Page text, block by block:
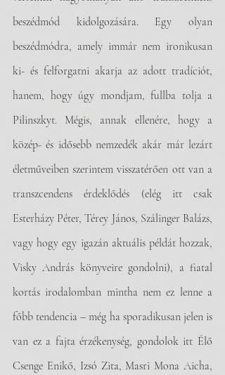
beszédmód kidolgozására. Egy olyan
beszédmódra, amely immár nem ironikusan
ki- és felforgatni akarja az adott tradíciót,
hanem, hogy úgy mondjam, fullba tolja a
Pilinszkyt. Mégis, annak ellenére, hogy a
közép- és idősebb nemzedék akár már lezárt
életműveiben szerintem visszatérően ott van a
transzcendens érdeklődés (elég itt csak
Esterházy Péter, Térey János, Szálinger Balázs,
vagy hogy egy igazán aktuális példát hozzak,
Visky András könyveire gondolni), a fiatal
kortás irodalomban mintha nem ez lenne a
főbb tendencia – még ha sporadikusan jelen is
van ez a fajta érzékenység, gondolok itt Élő
Csenge Enikő, Izsó Zita, Masri Mona Aicha,